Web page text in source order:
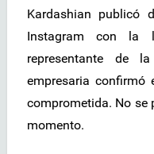
Kardashian publicó
Instagram con la
representante de
empresaria
comprometida. No se
momento.